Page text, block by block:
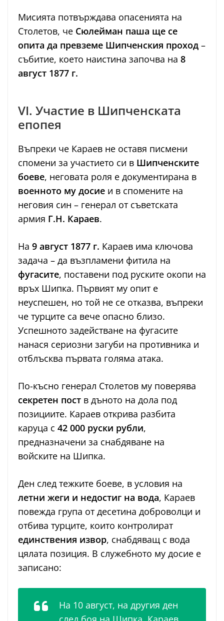
Мисията потвърждава опасенията на
Столетов, че Сюлейман паша ще се
опита да превземе Шипченския проход –
събитие, което наистина започва на 8
август 1877 г.
VI. Участие в Шипченската
епопея
Въпреки че Караев не оставя писмени
спомени за участието си в Шипченските
боеве, неговата роля е документирана в
военното му досие и в спомените на
неговия син – генерал от съветската
армия Г.Н. Караев.
На 9 август 1877 г. Караев има ключова
задача – да възпламени фитила на
фугасите, поставени под руските окопи на
връх Шипка. Първият му опит е
неуспешен, но той не се отказва, въпреки
че турците са вече опасно близо.
Успешното задействане на фугасите
нанася сериозни загуби на противника и
отблъсква първата голяма атака.
По-късно генерал Столетов му поверява
секретен пост в дъното на дола под
позициите. Караев открива разбита
каруца с 42 000 руски рубли,
предназначени за снабдяване на
войските на Шипка.
Ден след тежките боеве, в условия на
летни жеги и недостиг на вода, Караев
повежда група от десетина доброволци и
отбива турците, които контролират
единствения извор, снабдяващ с вода
цялата позиция. В служебното му досие е
записано:
На 10 август, на другия ден